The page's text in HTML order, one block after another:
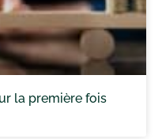
la première fois